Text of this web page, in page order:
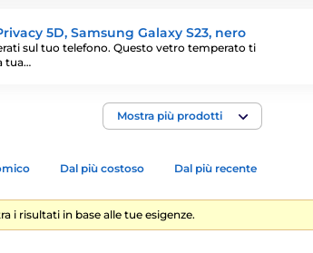
5D, Samsung Galaxy S23, nero
sul tuo telefono. Questo vetro temperato ti
tua…
Mostra più prodotti
Dal più costoso Dal più recente
i risultati in base alle tue esigenze.